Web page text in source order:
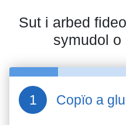
Sut i arbed
symudol o
Copïo a